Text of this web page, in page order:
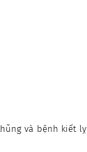
và bệnh kiết lỵ